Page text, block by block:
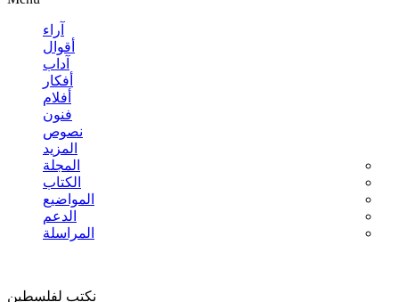
آراء
أقوال
آداب
أفكار
أفلام
فنون
نصوص
المزيد
المجلة
الكتاب
المواضيع
الدعم
المراسلة
نكتب لفلسطين